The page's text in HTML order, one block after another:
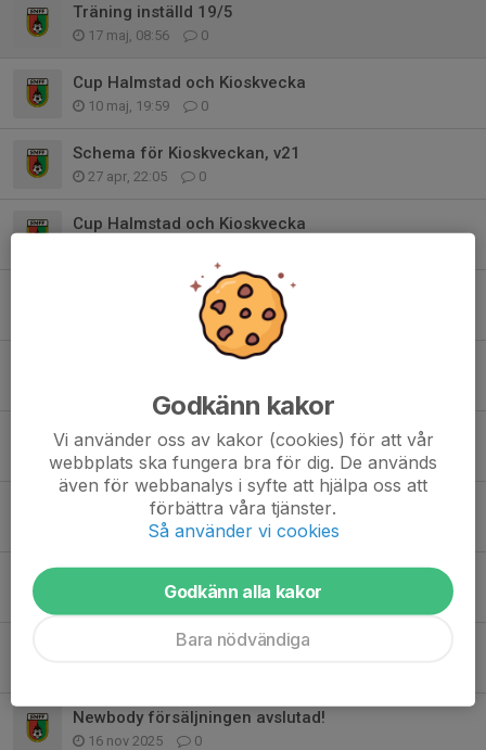
Träning inställd 19/5
17 maj, 08:56 0
Cup Halmstad och Kioskvecka
10 maj, 19:59 0
Schema för Kioskveckan, v21
27 apr, 22:05 0
Cup Halmstad och Kioskvecka
Träning inställd 16/4
0
Påminnelse idrottsrabatten!
18 mar, 12:44 0
Idrottsrabatten
28 feb, 08:42 0
19 feb, 14:01 0
Newbody försäljningen avslutad!
16 nov 2025 0
Godkänn kakor
Vi använder oss av kakor (cookies) för att vår
webbplats ska fungera bra för dig. De används
även för webbanalys i syfte att hjälpa oss att
förbättra våra tjänster.
Så använder vi cookies
Godkänn alla kakor
Bara nödvändiga